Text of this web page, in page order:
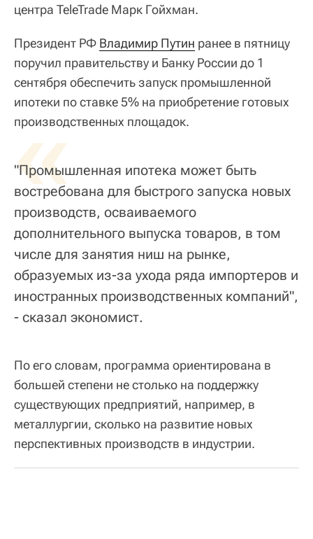
центра TeleTrade Марк Гойхман.
Президент РФ Владимир Путин ранее в пятницу
поручил правительству и Банку России до 1
сентября обеспечить запуск промышленной
ипотеки по ставке 5% на приобретение готовых
производственных площадок.
«
"Промышленная ипотека может быть
востребована для быстрого запуска новых
производств, осваиваемого
дополнительного выпуска товаров, в том
числе для занятия ниш на рынке,
образуемых из-за ухода ряда импортеров и
иностранных производственных компаний",
- сказал экономист.
По его словам, программа ориентирована в
большей степени не столько на поддержку
существующих предприятий, например, в
металлургии, сколько на развитие новых
перспективных производств в индустрии.